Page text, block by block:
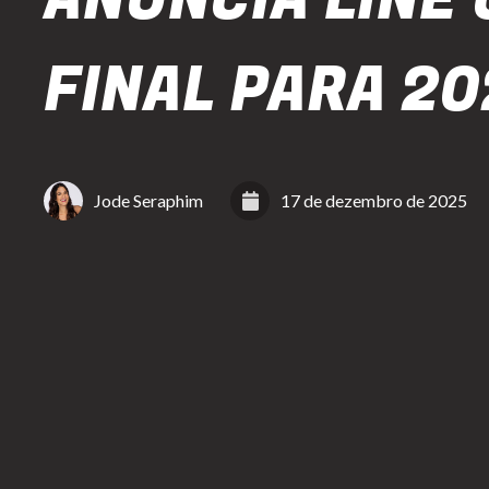
FINAL PARA
Jode Seraphim 17 de dezembro de 2025